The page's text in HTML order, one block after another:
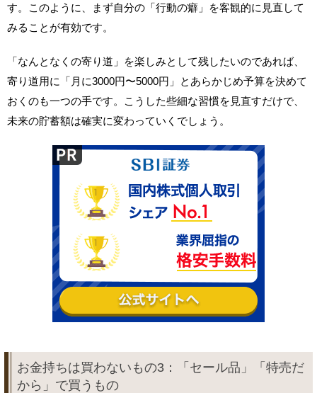
す。このように、まず自分の「行動の癖」を客観的に見直して
みることが有効です。
「なんとなくの寄り道」を楽しみとして残したいのであれば、
寄り道用に「月に3000円〜5000円」とあらかじめ予算を決めて
おくのも一つの手です。こうした些細な習慣を見直すだけで、
未来の貯蓄額は確実に変わっていくでしょう。
お金持ちは買わないもの3：「セール品」「特売だ
から」で買うもの